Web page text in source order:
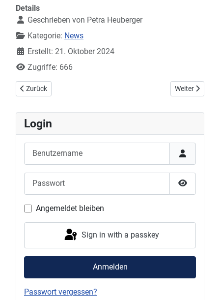
Details
Geschrieben von Petra Heuberger
Kategorie: News
Erstellt: 21. Oktober 2024
Zugriffe: 666
Vorheriger Beitrag: Vorschau Damen Regionalliga: DJK Offenburg
Zurück Nächster
Weiter
Login
Show
Angemeldet bleiben
Sign in with a passkey
Anmelden
Passwort vergessen?